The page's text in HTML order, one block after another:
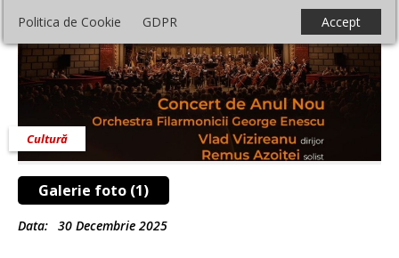
Politica de Cookie GDPR Accept
Galerie foto (1)
Cultură
Data: 30 Decembrie 2025